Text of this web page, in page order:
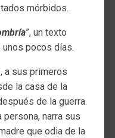
mórbidos.
”, un texto
pocos días.
a sus primeros
la casa de la
de la guerra.
narra sus
que odia de la